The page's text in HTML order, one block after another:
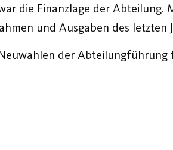
die Finanzlage der Abteilung.
und Ausgaben des letzten
der Abteilungführung